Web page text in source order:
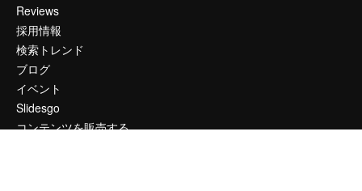
Reviews
採用情報
検索トレンド
ブログ
イベント
Slidesgo
コンテンツを販売する